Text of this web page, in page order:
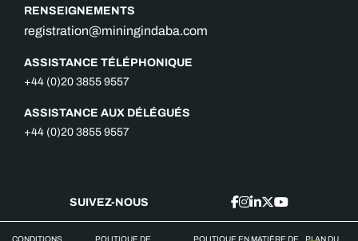
RENSEIGNEMENTS
registration@miningindaba.com
ASSISTANCE TÉLÉPHONIQUE
+44 (0)20 3855 9557
ASSISTANCE AUX DÉLÉGUÉS
+44 (0)20 3855 9557
SUIVEZ-NOUS